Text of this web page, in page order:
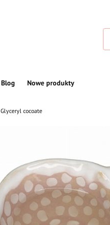
Blog Nowe produkty
Glyceryl cocoate